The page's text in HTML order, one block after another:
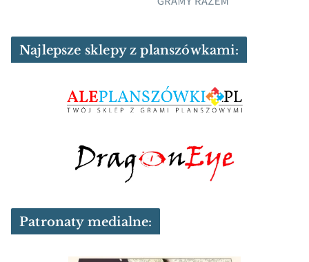
Najlepsze sklepy z planszówkami:
Patronaty medialne: